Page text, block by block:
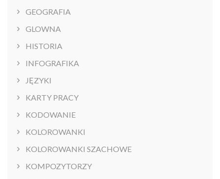
GEOGRAFIA
GLOWNA
HISTORIA
INFOGRAFIKA
JĘZYKI
KARTY PRACY
KODOWANIE
KOLOROWANKI
KOLOROWANKI SZACHOWE
KOMPOZYTORZY